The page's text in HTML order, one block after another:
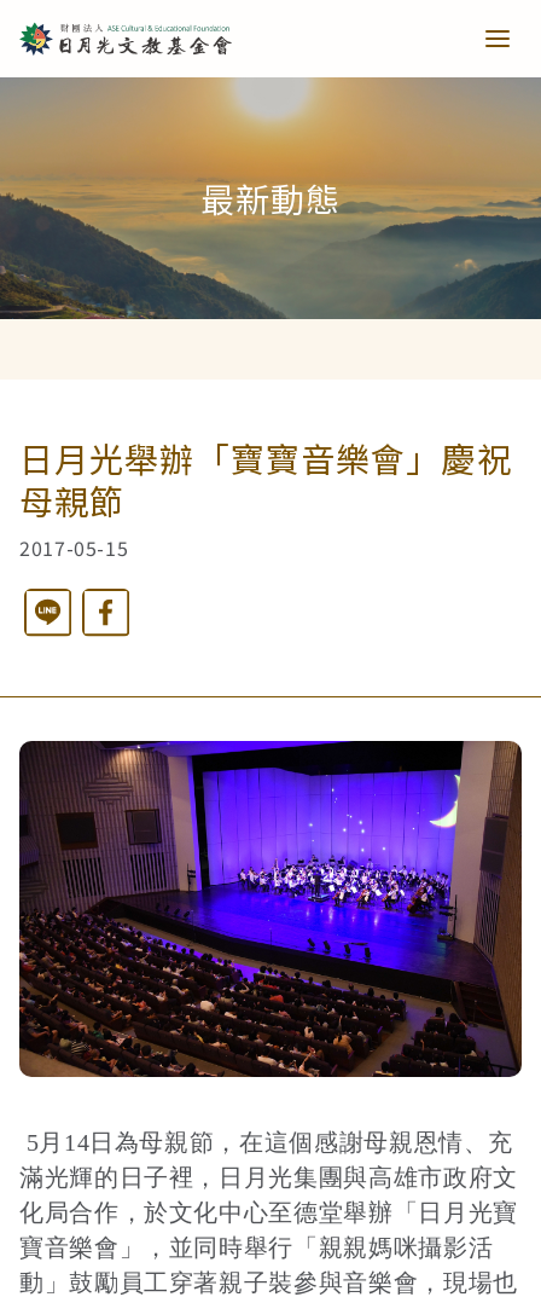
青少培育
助力培育
樂讀種書
教育推廣
當主播遇上古人第一季
全球華文學生文學獎-永續日月特別獎
藝文扎根
慈善同樂會
農田水利
港灣建設
火力電能
水力電能
公共給水
鐵道交通
鐵道立體化
最新動態
關於我們
關於我們
捐助章程
成果年報
工作報告及財務報表
接受及支付捐補助名冊
工作計畫及經費預算
文章搜尋
最新動態
日月光舉辦「寶寶音樂會」慶祝
母親節
2017-05-15
Line
5月14日為母親節，在這個感謝母親恩情、充
滿光輝的日子裡，日月光集團與高雄市政府文
化局合作，於文化中心至德堂舉辦「日月光寶
寶音樂會」，並同時舉行「親親媽咪攝影活
動」鼓勵員工穿著親子裝參與音樂會，現場也